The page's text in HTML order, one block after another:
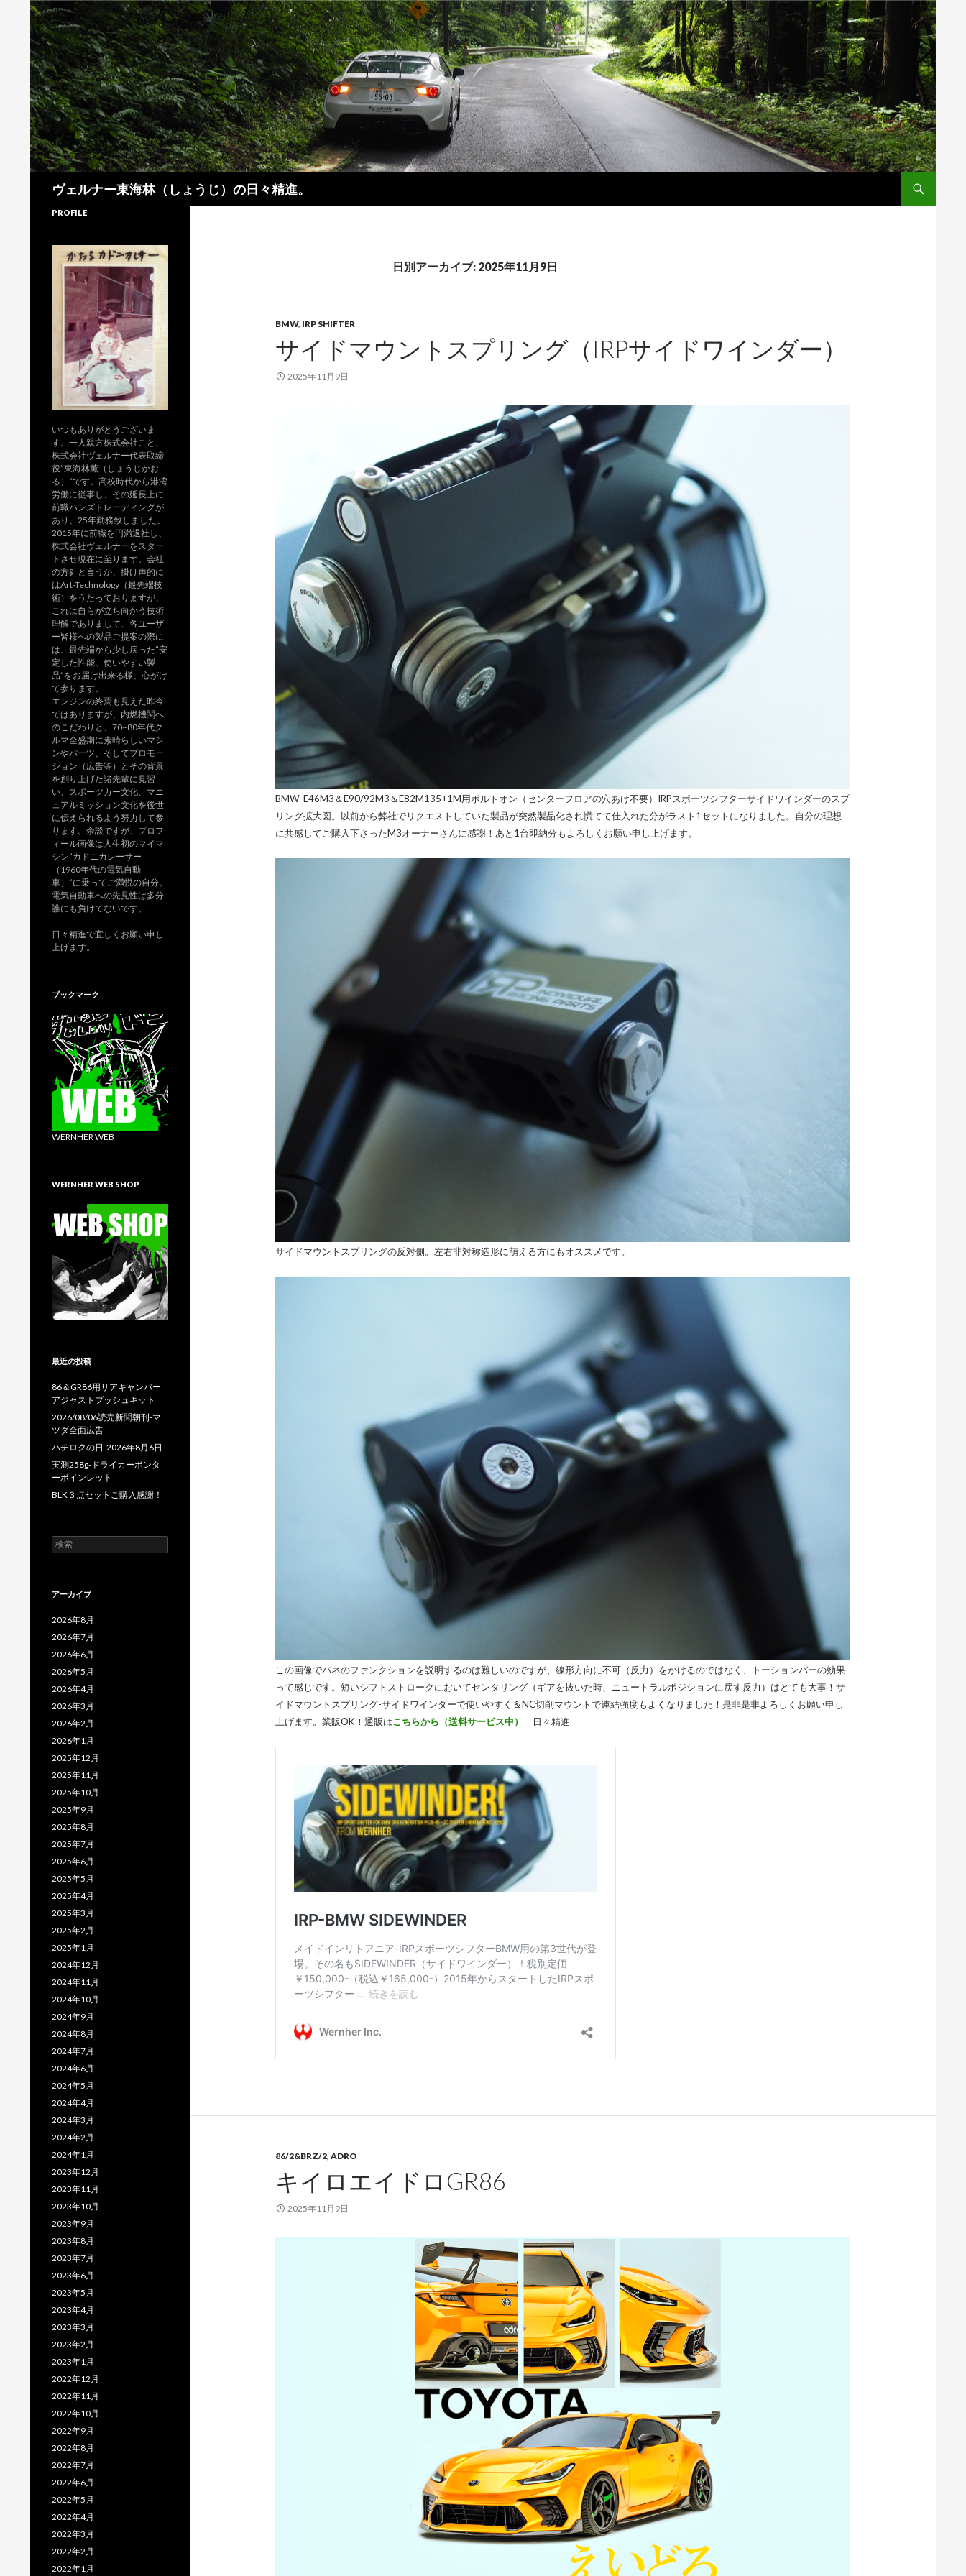
ヴェルナー東海林（しょうじ）の日々精進。
日別アーカイブ: 2025年11月9日
BMW, IRP SHIFTER
サイドマウントスプリング（IRPサイドワインダー）
2025年11月9日
BMW-E46M3＆E90/92M3＆E82M135+1M用ボルトオン（センターフロアの穴あけ不要）IRPスポーツシフターサイドワインダーのスプ
リング拡大図。以前から弊社でリクエストしていた製品が突然製品化され慌てて仕入れた分がラスト1セットになりました。自分の理想
に共感してご購入下さったM3オーナーさんに感謝！あと1台即納分もよろしくお願い申し上げます。
サイドマウントスプリングの反対側。左右非対称造形に萌える方にもオススメです。
この画像でバネのファンクションを説明するのは難しいのですが、線形方向に不可（反力）をかけるのではなく、トーションバーの効果
って感じです。短いシフトストロークにおいてセンタリング（ギアを抜いた時、ニュートラルポジションに戻す反力）はとても大事！サ
イドマウントスプリング-サイドワインダーで使いやすく＆NC切削マウントで連結強度もよくなりました！是非是非よろしくお願い申し
上げます。業販OK！通販はこちらから（送料サービス中） 日々精進
86/2&BRZ/2, ADRO
キイロエイドロGR86
2025年11月9日
PROFILE
いつもありがとうございま
す。一人親方株式会社こと、
株式会社ヴェルナー代表取締
役”東海林薫（しょうじかお
る）”です。高校時代から港湾
労働に従事し、その延長上に
前職ハンズトレーディングが
あり、25年勤務致しました。
2015年に前職を円満退社し、
株式会社ヴェルナーをスター
トさせ現在に至ります。会社
の方針と言うか、掛け声的に
はArt-Technology（最先端技
術）をうたっておりますが、
これは自らが立ち向かう技術
理解でありまして、各ユーザ
ー皆様への製品ご提案の際に
は、最先端から少し戻った”安
定した性能、使いやすい製
品”をお届け出来る様、心がけ
て参ります。
エンジンの終焉も見えた昨今
ではありますが、内燃機関へ
のこだわりと、70~80年代ク
ルマ全盛期に素晴らしいマシ
ンやパーツ、そしてプロモー
ション（広告等）とその背景
を創り上げた諸先輩に見習
い、スポーツカー文化、マニ
ュアルミッション文化を後世
に伝えられるよう努力して参
ります。余談ですが、プロフ
ィール画像は人生初のマイマ
シン”カドニカレーサー
（1960年代の電気自動
車）”に乗ってご満悦の自分。
電気自動車への先見性は多分
誰にも負けてないです。
日々精進で宜しくお願い申し
上げます。
ブックマーク
WERNHER WEB
WERNHER WEB SHOP
最近の投稿
86＆GR86用リアキャンバー
アジャストブッシュキット
2026/08/06読売新聞朝刊-マ
ツダ全面広告
ハチロクの日-2026年8月6日
実測258g-ドライカーボンタ
ーボインレット
BLK３点セットご購入感謝！
検
索
アーカイブ
2026年8月
2026年7月
2026年6月
2026年5月
2026年4月
2026年3月
2026年2月
2026年1月
2025年12月
2025年11月
2025年10月
2025年9月
2025年8月
2025年7月
2025年6月
2025年5月
2025年4月
2025年3月
2025年2月
2025年1月
2024年12月
2024年11月
2024年10月
2024年9月
2024年8月
2024年7月
2024年6月
2024年5月
2024年4月
2024年3月
2024年2月
2024年1月
2023年12月
2023年11月
2023年10月
2023年9月
2023年8月
2023年7月
2023年6月
2023年5月
2023年4月
2023年3月
2023年2月
2023年1月
2022年12月
2022年11月
2022年10月
2022年9月
2022年8月
2022年7月
2022年6月
2022年5月
2022年4月
2022年3月
2022年2月
2022年1月